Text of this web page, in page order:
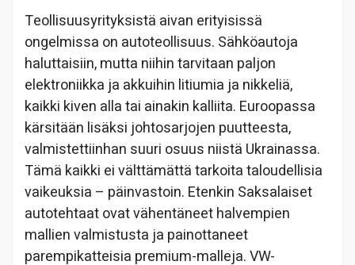
Teollisuusyrityksistä aivan erityisissä
ongelmissa on autoteollisuus. Sähköautoja
haluttaisiin, mutta niihin tarvitaan paljon
elektroniikka ja akkuihin litiumia ja nikkeliä,
kaikki kiven alla tai ainakin kalliita. Euroopassa
kärsitään lisäksi johtosarjojen puutteesta,
valmistettiinhan suuri osuus niistä Ukrainassa.
Tämä kaikki ei välttämättä tarkoita taloudellisia
vaikeuksia – päinvastoin. Etenkin Saksalaiset
autotehtaat ovat vähentäneet halvempien
mallien valmistusta ja painottaneet
parempikatteisia premium-malleja. VW-